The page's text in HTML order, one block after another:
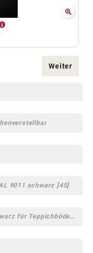
Weiter
9011 schwarz [45]
Rollen schwarz für Teppichböden [12] (klein)